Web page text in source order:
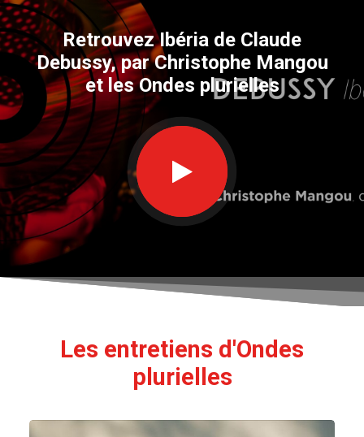
Retrouvez Ibéria de Claude
Debussy, par Christophe Mangou
et les Ondes plurielles
Les entretiens d'Ondes
plurielles